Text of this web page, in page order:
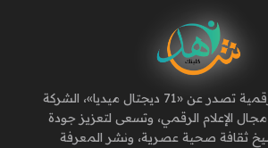
مجلة طبية صحية رقمية تصدر عن «71 ديجتال ميديا»، الشركة
مجال الإعلام الرقمي، وتسعى لتعزيز جودة
ثقافة صحية عصرية، ونشر المعرفة